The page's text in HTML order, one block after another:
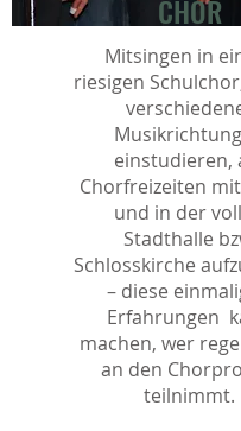
CHOR
Mitsingen in
riesigen
einstudieren,
Chorfreizeiten
und in der
Stadthalle
Schlosskirche
– diese
Erfahrungen
machen, wer
an den
teilnimmt.